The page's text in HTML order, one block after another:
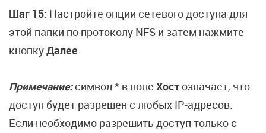
Шаг 15: Настройте опции сетевого доступа для
этой папки по протоколу NFS и затем нажмите
кнопкуДалее.
Примечание:символ * в поле Хост означает, что
доступ будет разрешен с любых IP-адресов.
Если необходимо разрешить доступ только с